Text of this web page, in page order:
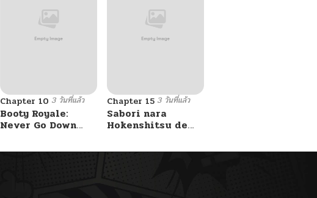
Chapter 10 3 วันที่แล้ว
Booty Royale:
Never Go Down
Chapter 15 3 วันที่แล้ว
Sabori nara
Hokenshitsu de